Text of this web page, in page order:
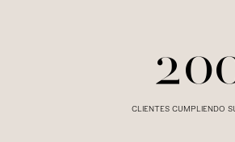
CLIENTES CUMPLIENDO